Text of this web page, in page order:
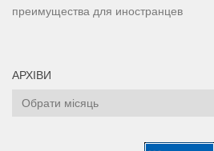
преимущества для иностранцев
АРХІВИ
Архіви